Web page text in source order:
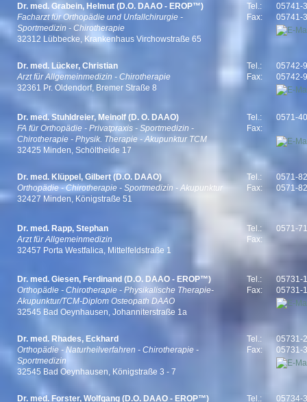
Dr. med. Grabein, Helmut (D.O. DAAO - EROP™)
Facharzt für Orthopädie und Unfallchirurgie -
Sportmedizin - Chirotherapie
32312 Lübbecke, Krankenhaus Virchowstraße 65
Tel.:
05741-
Fax:
05741-
Dr. med. Lücker, Christian
Arzt für Allgemeinmedizin - Chirotherapie
32361 Pr. Oldendorf, Bremer Straße 8
Tel.:
05742-
Fax:
05742-
Dr. med. Stuhldreier, Meinolf (D. O. DAAO)
FA für Orthopädie - Privatpraxis - Sportmedizin -
Chirotherapie - Physik. Therapie - Akupunktur TCM
32425 Minden, Schöltheide 17
Tel.:
0571-
Fax:
Dr. med. Klüppel, Gilbert (D.O. DAAO)
Orthopädie - Chirotherapie - Sportmedizin - Akupunktur
32427 Minden, Königstraße 51
Tel.:
0571-
Fax:
0571-
Dr. med. Rapp, Stephan
Arzt für Allgemeinmedizin
32457 Porta Westfalica, Mittelfeldstraße 1
Tel.:
0571-
Fax:
Dr. med. Giesen, Ferdinand (D.O. DAAO - EROP™)
Orthopädie - Chirotherapie - Physikalische Therapie-
Akupunktur/TCM-Diplom Osteopath DAAO
32545 Bad Oeynhausen, Johanniterstraße 1a
Tel.:
05731-
Fax:
05731-
Dr. med. Rhades, Eckhard
Orthopädie - Naturheilverfahren - Chirotherapie -
Sportmedizin
32545 Bad Oeynhausen, Königstraße 3 - 7
Tel.:
05731-
Fax:
05731-
Dr. med. Forster, Wolfgang (D.O. DAAO - EROP™) Tel.: 05734-